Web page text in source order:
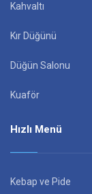
Kahvaltı
Kır Düğünü
Düğün Salonu
Kuaför
Hızlı Menü
Kebap ve Pide